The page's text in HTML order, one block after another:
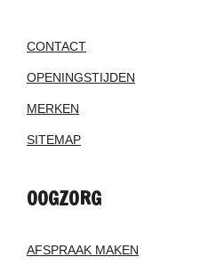
CONTACT
OPENINGSTIJDEN
MERKEN
SITEMAP
OOGZORG
AFSPRAAK MAKEN